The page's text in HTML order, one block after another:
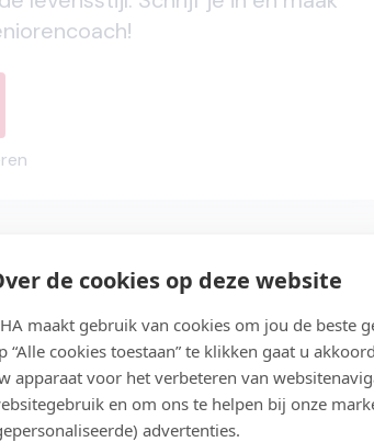
de cookies op deze website
maakt gebruik van cookies om jou de beste
“Alle cookies toestaan” te klikken gaat u
apparaat voor het verbeteren van
en om ons te helpen bij onze
advertenties.
Studeer in jouw